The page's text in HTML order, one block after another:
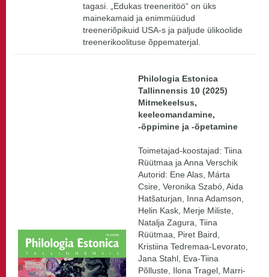
tagasi. „Edukas treeneritöö“ on üks
mainekamaid ja enimmüüdud
treeneriõpikuid USA-s ja paljude ülikoolide
treenerikoolituse õppematerjal.
Philologia Estonica
Tallinnensis 10 (2025)
Mitmekeelsus,
keeleomandamine,
-õppimine ja -õpetamine
Toimetajad-koostajad: Tiina
Rüütmaa ja Anna Verschik
Autorid: Ene Alas, Márta
Csire, Veronika Szabó, Aida
Hatšaturjan, Inna Adamson,
Helin Kask, Merje Miliste,
Natalja Zagura, Tiina
Rüütmaa, Piret Baird,
Kristiina Tedremaa-Levorato,
Jana Stahl, Eva-Tiina
Põlluste, Ilona Tragel, Marri-